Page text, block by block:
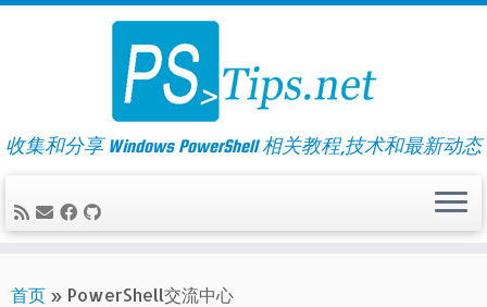
Skip
收集和分享 Windows PowerShell 相关教程,技术和最新动态
首页 » PowerShell交流中心